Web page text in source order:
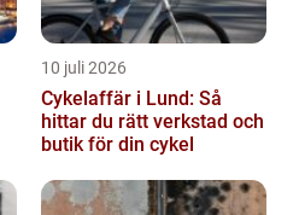
10 juli 2026
Cykelaffär i Lund: Så
hittar du rätt verkstad och
butik för din cykel